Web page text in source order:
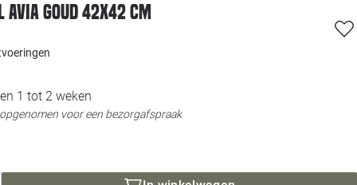
Pagina suggesties
Loods 5
Avia goud 42x42 cm
1 tot 2 weken
voor een bezorgafspraak